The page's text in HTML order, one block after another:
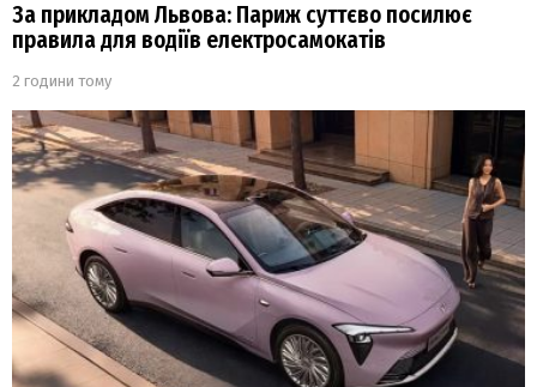
За прикладом Львова: Париж суттєво посилює
правила для водіїв електросамокатів
2 години тому